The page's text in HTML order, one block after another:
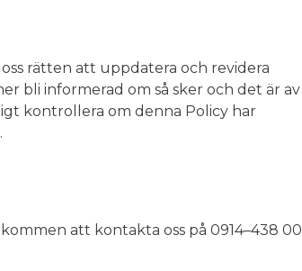
rätten att uppdatera och revidera
bli informerad om så sker och det är av
kontrollera om denna Policy har
att kontakta oss på 0914–438 00